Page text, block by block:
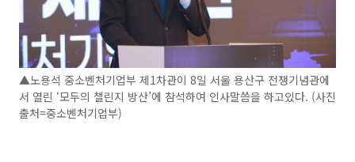
▲노용석 중소벤처기업부 제1차관이 8일 서울 용산구 전쟁기념관에
서 열린 ‘모두의 챌린지 방산’에 참석하여 인사말씀을 하고있다. (사진
출처=중소벤처기업부)